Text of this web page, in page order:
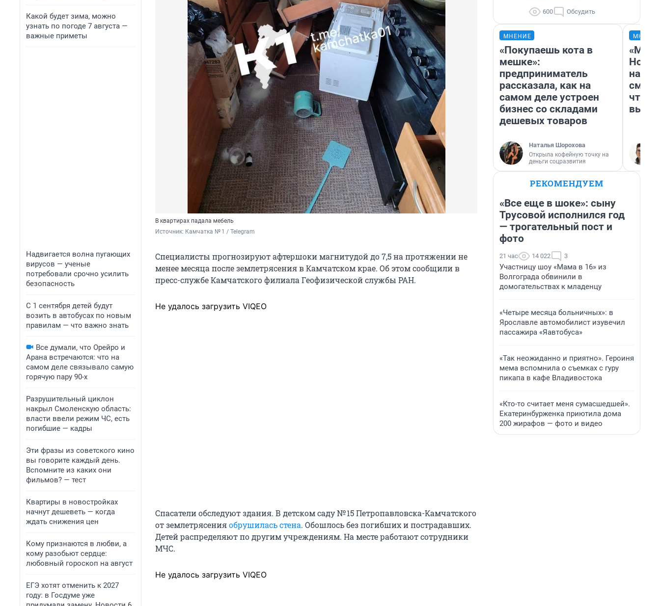
Какой будет зима, можно
узнать по погоде 7 августа —
важные приметы
Надвигается волна пугающих
вирусов — ученые
потребовали срочно усилить
безопасность
С 1 сентября детей будут
возить в автобусах по новым
правилам — что важно знать
Все думали, что Орейро и
Арана встречаются: что на
самом деле связывало самую
горячую пару 90-х
Разрушительный циклон
накрыл Смоленскую область:
власти ввели режим ЧС, есть
погибшие — кадры
Эти фразы из советского кино
вы говорите каждый день.
Вспомните из каких они
фильмов? — тест
Квартиры в новостройках
начнут дешеветь — когда
ждать снижения цен
Кому признаются в любви, а
кому разобьют сердце:
любовный гороскоп на август
ЕГЭ хотят отменить к 2027
году: в Госдуме уже
В квартирах падала мебель
Источник: Камчатка № 1 / Telegram
Специалисты прогнозируют афтершоки магнитудой до 7,5 на протяжении не
менее месяца после землетрясения в Камчатском крае. Об этом сообщили в
пресс-службе Камчатского филиала Геофизической службы РАН.
Не удалось загрузить VIQEO
Спасатели обследуют здания. В детском саду № 15 Петропавловска-Камчатского
от землетрясенияобрушилась стена. Обошлось без погибших и пострадавших.
Детей распределяют по другим учреждениям. На месте работают сотрудники
МЧС.
Не удалось загрузить VIQEO
600 Обсудить
МНЕНИЕ
«Покупаешь кота в
мешке»:
предприниматель
рассказала, как на
самом деле устроен
бизнес со складами
дешевых товаров
Наталья Шорохова
Открыла кофейную точку на
деньги соцразвития
«Мы
РЕКОМЕНДУЕМ
«Все еще в шоке»: сыну
Трусовой исполнился год
— трогательный пост и
фото
21 час 14 022 3
Участницу шоу «Мама в 16» из
Волгограда обвинили в
домогательствах к младенцу
«Четыре месяца больничных»: в
Ярославле автомобилист изувечил
пассажира «Яавтобуса»
«Так неожиданно и приятно». Героиня
мема вспомнила о съемках с гуру
пикапа в кафе Владивостока
«Кто-то считает меня сумасшедшей».
Екатеринбурженка приютила дома
200 жирафов — фото и видео